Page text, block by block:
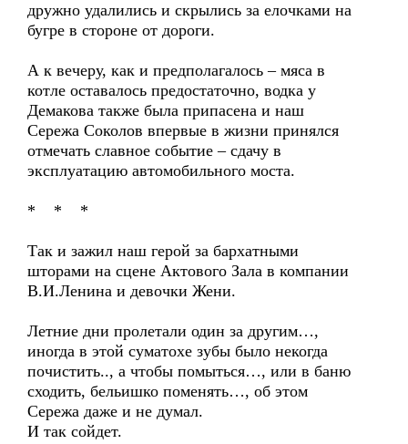
дружно удалились и скрылись за елочками на
бугре в стороне от дороги.
А к вечеру, как и предполагалось – мяса в
котле оставалось предостаточно, водка у
Демакова также была припасена и наш
Сережа Соколов впервые в жизни принялся
отмечать славное событие – сдачу в
эксплуатацию автомобильного моста.
* * *
Так и зажил наш герой за бархатными
шторами на сцене Актового Зала в компании
В.И.Ленина и девочки Жени.
Летние дни пролетали один за другим…,
иногда в этой суматохе зубы было некогда
почистить.., а чтобы помыться…, или в баню
сходить, бельишко поменять…, об этом
Сережа даже и не думал.
И так сойдет.